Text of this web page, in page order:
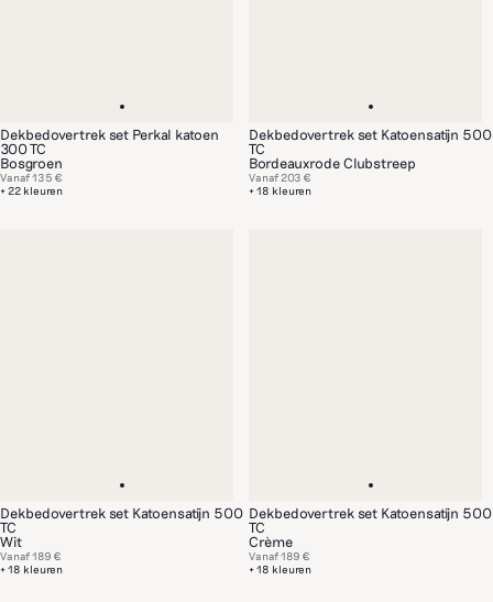
Dekbedovertrek set Perkal katoen
300 TC
Bosgroen
+ 22 kleuren
Vanaf135 €
Dekbedovertrek set Katoensatijn 500
TC
Bordeauxrode Clubstreep
+ 18 kleuren
Vanaf 203 €
Dekbedovertrek set Katoensatijn 500
TC
Wit
+ 18 kleuren
Vanaf189 €
Dekbedovertrek set Katoensatijn 500
TC
Crème
+ 18 kleuren
Vanaf189 €